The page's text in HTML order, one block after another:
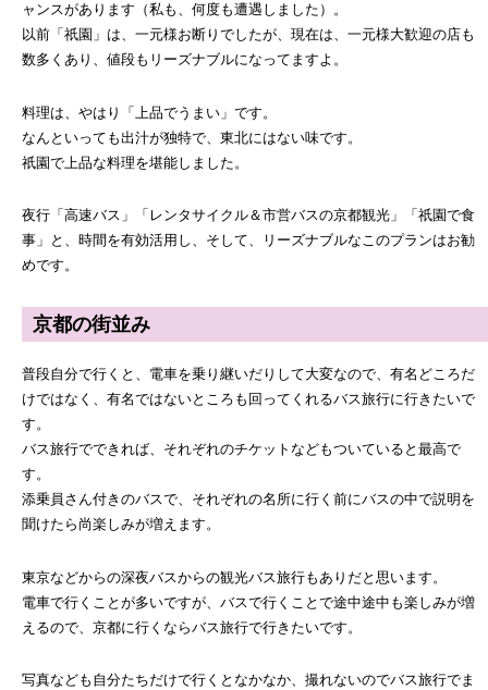
ャンスがあります（私も、何度も遭遇しました）。
以前「祇園」は、一元様お断りでしたが、現在は、一元様大歓迎の店も
数多くあり、値段もリーズナブルになってますよ。
料理は、やはり「上品でうまい」です。
なんといっても出汁が独特で、東北にはない味です。
祇園で上品な料理を堪能しました。
夜行「高速バス」「レンタサイクル＆市営バスの京都観光」「祇園で食
事」と、時間を有効活用し、そして、リーズナブルなこのプランはお勧
めです。
京都の街並み
普段自分で行くと、電車を乗り継いだりして大変なので、有名どころだ
けではなく、有名ではないところも回ってくれるバス旅行に行きたいで
す。
バス旅行でできれば、それぞれのチケットなどもついていると最高で
す。
添乗員さん付きのバスで、それぞれの名所に行く前にバスの中で説明を
聞けたら尚楽しみが増えます。
東京などからの深夜バスからの観光バス旅行もありだと思います。
電車で行くことが多いですが、バスで行くことで途中途中も楽しみが増
えるので、京都に行くならバス旅行で行きたいです。
写真なども自分たちだけで行くとなかなか、撮れないのでバス旅行でま